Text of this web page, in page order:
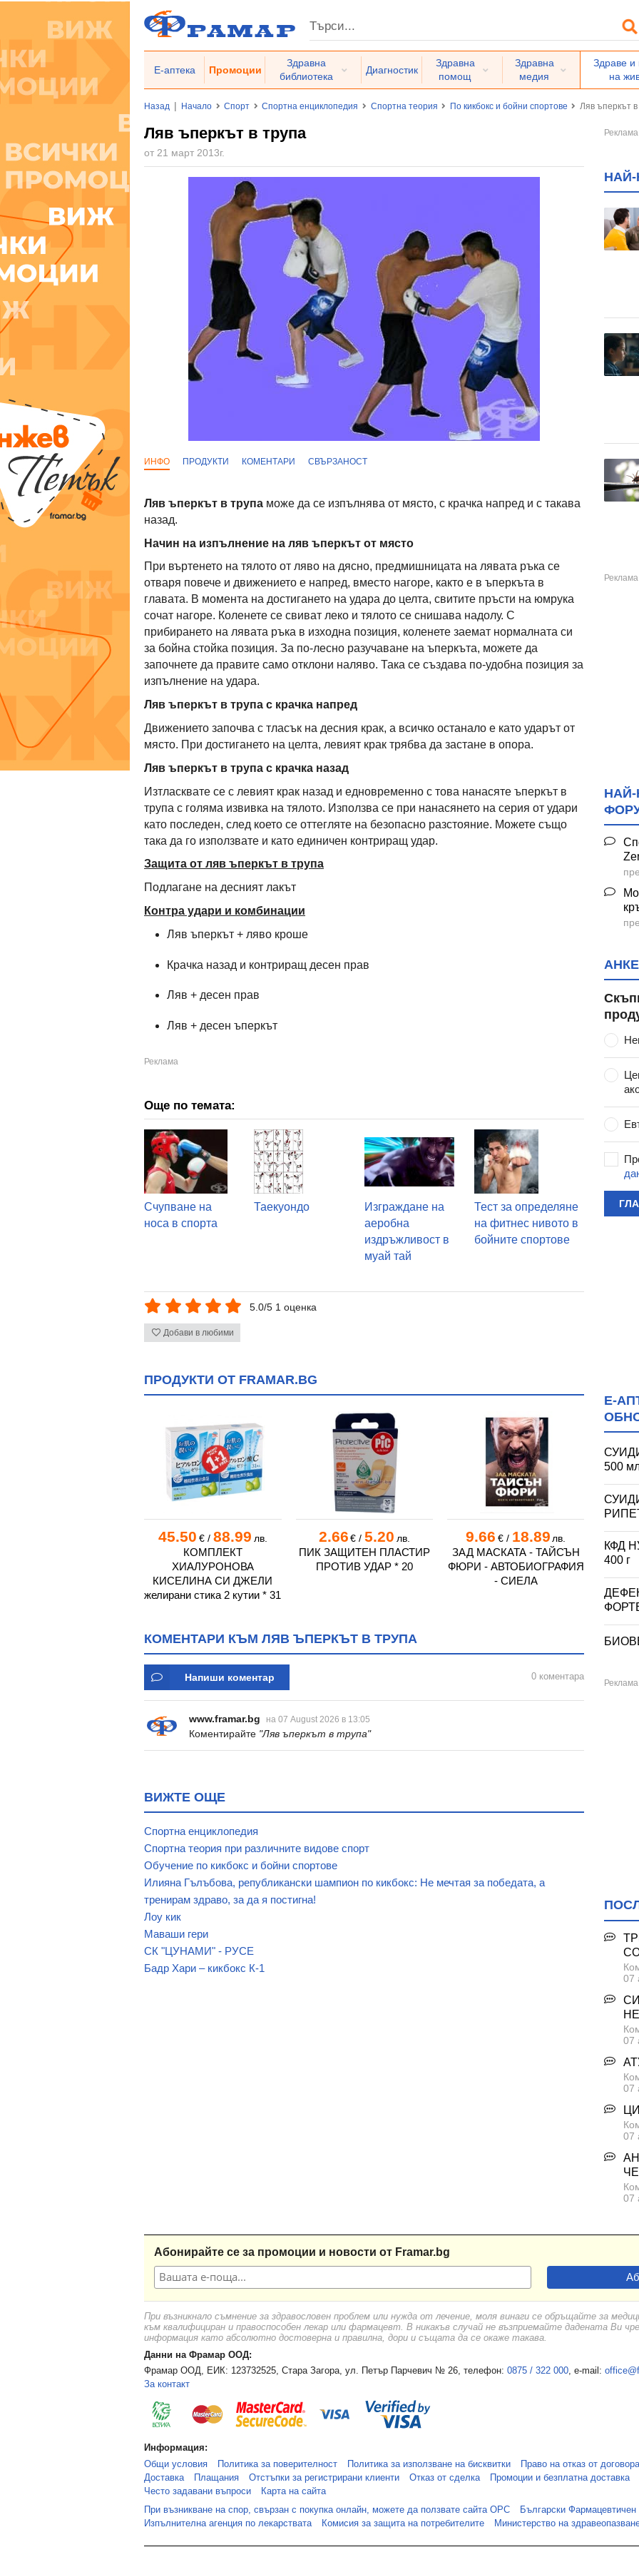
Е-аптека Промоции
Здравна
библиотека
Диагностик
Здравна
помощ
Здравна
медия
Здраве и
на
Назад | Начало Спорт Спортна енциклопедия Спортна теория По кикбокс и бойни спортове Ляв ъперкът в
Ляв ъперкът в трупа
от 21 март 2013г.
ИНФО ПРОДУКТИ КОМЕНТАРИ СВЪРЗАНОСТ
Ляв ъперкът в трупа може да се изпълнява от място, с крачка напред и с такава
назад.
Начин на изпълнение на ляв ъперкът от място
При въртенето на тялото от ляво на дясно, предмишницата на лявата ръка се
отваря повече и движението е напред, вместо нагоре, както е в ъперкъта в
главата. В момента на достигането на удара до целта, свитите пръсти на юмрука
сочат нагоре. Коленете се свиват леко и тялото се снишава надолу. С
прибирането на лявата ръка в изходна позиция, коленете заемат нормалната си
за бойна стойка позиция. За по-лесно разучаване на ъперкъта, можете да
започнете да правите само отклони наляво. Така се създава по-удобна позиция за
изпълнение на удара.
Ляв ъперкът в трупа с крачка напред
Движението започва с тласък на десния крак, а всичко останало е като ударът от
място. При достигането на целта, левият крак трябва да застане в опора.
Ляв ъперкът в трупа с крачка назад
Изтласквате се с левият крак назад и едновременно с това нанасяте ъперкът в
трупа с голяма извивка на тялото. Използва се при нанасянето на серия от удари
като последен, след което се оттегляте на безопасно разстояние. Можете също
така да го използвате и като единичен контриращ удар.
Защита от ляв ъперкът в трупа
Подлагане на десният лакът
Контра удари и комбинации
Ляв ъперкът + ляво кроше
Крачка назад и контриращ десен прав
Ляв + десен прав
Ляв + десен ъперкът
Още по темата:
Счупване на
носа в спорта
Таекуондо
Изграждане на
аеробна
издръжливост в
муай тай
Тест за определяне
на фитнес нивото в
бойните спортове
5.0/5 1 оценка
Добави в любими
ПРОДУКТИ ОТ FRAMAR.BG
45.50 €/ 88.99 лв.
КОМПЛЕКТ
ХИАЛУРОНОВА
КИСЕЛИНА СИ ДЖЕЛИ
желирани стика 2 кутии * 31
2.66 € /5.20 лв.
ПИК ЗАЩИТЕН ПЛАСТИР
ПРОТИВ УДАР * 20
9.66 €/ 18.89 лв.
ЗАД МАСКАТА - ТАЙСЪН
ФЮРИ - АВТОБИОГРАФИЯ
- СИЕЛА
КОМЕНТАРИ КЪМ ЛЯВ ЪПЕРКЪТ В ТРУПА
Напиши коментар 0 коментара
www.framar.bg на 07 August 2026 в 13:05
Коментирайте "Ляв ъперкът в трупа"
ВИЖТЕ ОЩЕ
Спортна енциклопедия
Спортна теория при различните видове спорт
Обучение по кикбокс и бойни спортове
Илияна Гълъбова, републикански шампион по кикбокс: Не мечтая за победата, а
тренирам здраво, за да я постигна!
Лоу кик
Маваши гери
СК "ЦУНАМИ" - РУСЕ
Бадр Хари – кикбокс К-1
Е-
500
КФД
400 г
07
07
07
07
07
Абонирайте се за промоции и новости от Framar.bg
При възникнало съмнение за здравословен проблем или нужда от лечение, моля винаги се обръщайте за
към квалифициран и правоспособен лекар или фармацевт. В никакъв случай не възприемайте дадената Ви
информация като абсолютно достоверна и правилна, дори и същата да се окаже такава.
Данни на Фрамар ООД:
Фрамар ООД, ЕИК: 123732525, Стара Загора, ул. Петър Парчевич № 26, телефон: 0875 / 322 000, e-mail:
За контакт
Информация:
Общи условия
Политика за поверителност Политика за използване на бисквитки Право на отказ от договора
Доставка
Плащания Отстъпки за регистрирани клиенти Отказ от сделка
Промоции и безплатна доставка
Често задавани въпроси
Карта на сайта
При възникване на спор, свързан с покупка онлайн, можете да ползвате сайта ОРС
Български
Изпълнителна агенция по лекарствата
Комисия за защита на потребителите Министерство на